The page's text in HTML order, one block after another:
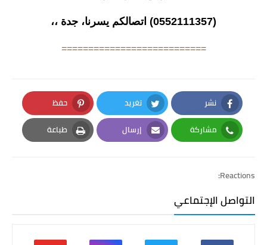
(
0552111357) اتصالكم يسرنا، جدة ،،
===========================
نشر
Facebook
تغريد
Twitter
حفظ
Pinterest
مشاركة
Whatsapp
إرسال
Email
طباعة
Print
Reactions:
التواصل الإجتماعي